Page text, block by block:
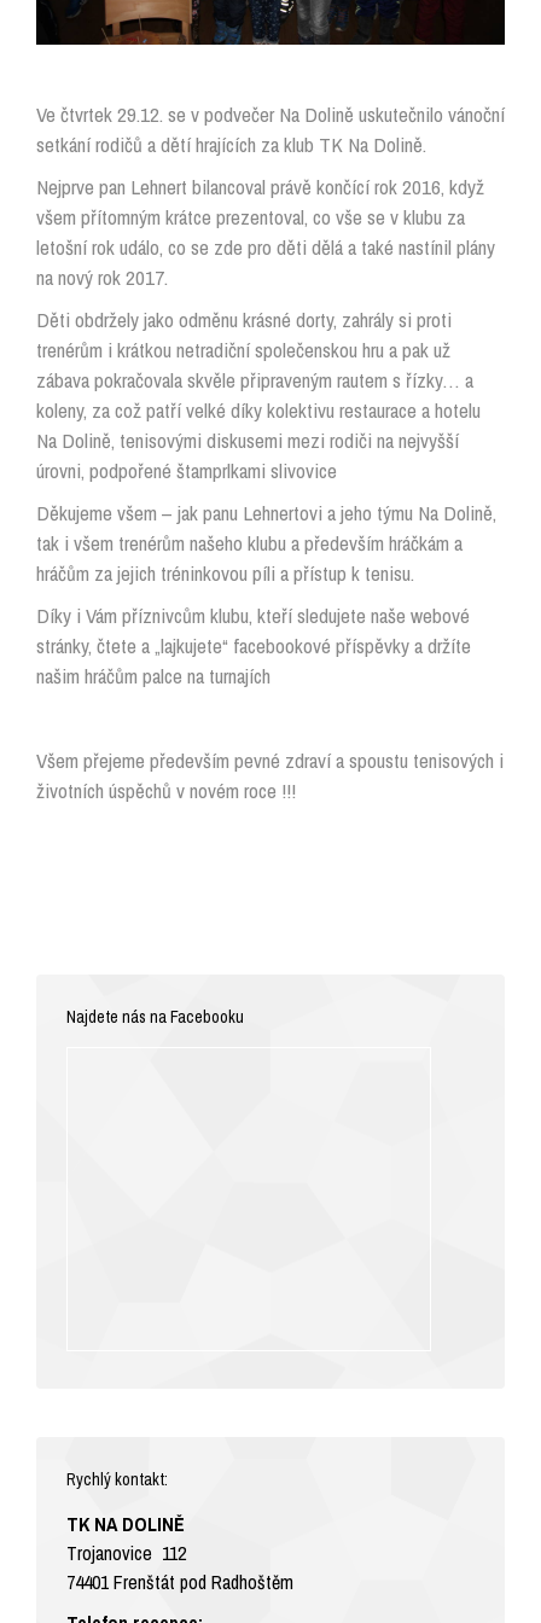
Ve čtvrtek 29.12. se v podvečer Na Dolině uskutečnilo vánoční
setkání rodičů a dětí hrajících za klub TK Na Dolině.
Nejprve pan Lehnert bilancoval právě končící rok 2016, když
všem přítomným krátce prezentoval, co vše se v klubu za
letošní rok událo, co se zde pro děti dělá a také nastínil plány
na nový rok 2017.
Děti obdržely jako odměnu krásné dorty, zahrály si proti
trenérům i krátkou netradiční společenskou hru a pak už
zábava pokračovala skvěle připraveným rautem s řízky… a
koleny, za což patří velké díky kolektivu restaurace a hotelu
Na Dolině, tenisovými diskusemi mezi rodiči na nejvyšší
úrovni, podpořené štamprlkami slivovice
Děkujeme všem – jak panu Lehnertovi a jeho týmu Na Dolině,
tak i všem trenérům našeho klubu a především hráčkám a
hráčům za jejich tréninkovou píli a přístup k tenisu.
Díky i Vám příznivcům klubu, kteří sledujete naše webové
stránky, čtete a „lajkujete“ facebookové příspěvky a držíte
našim hráčům palce na turnajích
Všem přejeme především pevné zdraví a spoustu tenisových i
životních úspěchů v novém roce !!!
Najdete nás na Facebooku
Rychlý kontakt:
TK NA DOLINĚ
Trojanovice 112
74401 Frenštát pod Radhoštěm